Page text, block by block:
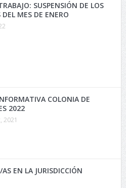
SUSPENSIÓN DE LOS
DEL MES DE ENERO
COLONIA DE
2022
2021
EN LA JURISDICCIÓN